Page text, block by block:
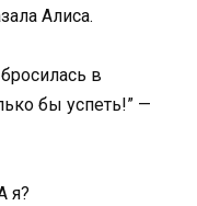
Алиса.
в
бы успеть!” —
я?